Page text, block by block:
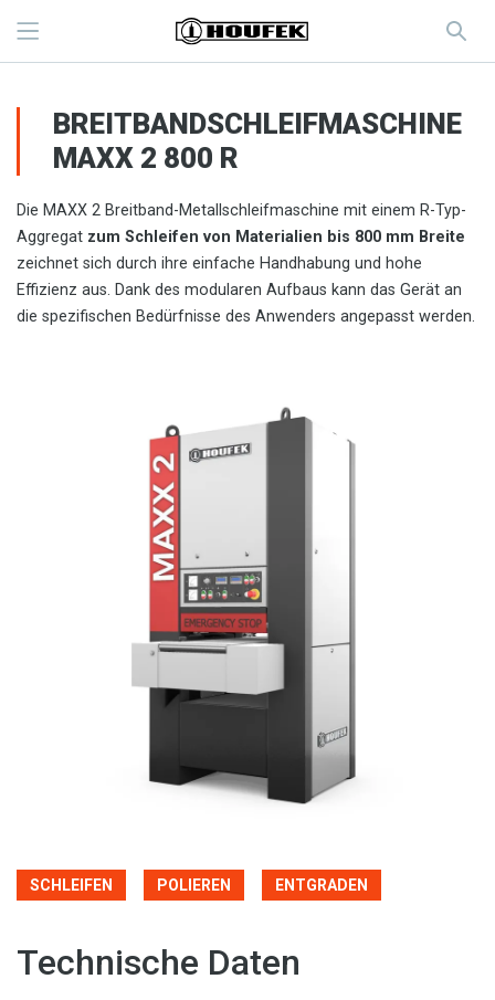
BREITBANDSCHLEIFMASCHINE
MAXX 2 800 R
Die MAXX 2 Breitband-Metallschleifmaschine mit einem R-Typ-
Aggregat zum Schleifen von Materialien bis 800 mm Breite
zeichnet sich durch ihre einfache Handhabung und hohe
Effizienz aus. Dank des modularen Aufbaus kann das Gerät an
die spezifischen Bedürfnisse des Anwenders angepasst werden.
SCHLEIFEN POLIEREN ENTGRADEN
Technische Daten